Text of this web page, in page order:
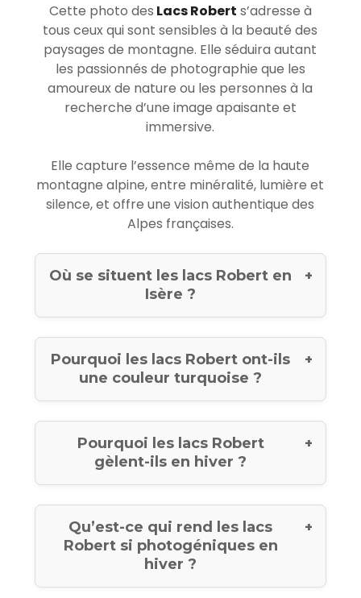
Cette photo des Lacs Robert s’adresse à
tous ceux qui sont sensibles à la beauté des
paysages de montagne. Elle séduira autant
les passionnés de photographie que les
amoureux de nature ou les personnes à la
recherche d’une image apaisante et
immersive.
Elle capture l’essence même de la haute
montagne alpine, entre minéralité, lumière et
silence, et offre une vision authentique des
Alpes françaises.
Où se situent les lacs Robert en
Isère ?
Pourquoi les lacs Robert ont-ils
une couleur turquoise ?
Pourquoi les lacs Robert
gèlent-ils en hiver ?
Qu’est-ce qui rend les lacs
Robert si photogéniques en
hiver ?